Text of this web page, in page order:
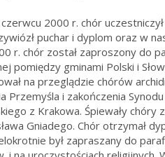
2000 r. chór
puchar i dyplom oraz w
r. chór został zaproszony do
pomiędzy gminami Polski i
na przeglądzie chórów
Przemyśla i zakończenia
z Krakowa. Śpiewały
Gniadego. Chór otrzymał
był zapraszany do